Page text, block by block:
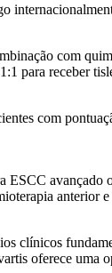
com
para receber
com
avançado
anterior
clínicos
oferece uma